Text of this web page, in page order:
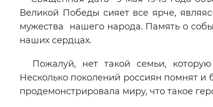
Вернуть стандартные настройки
Великой Победы сияет все ярче,
мужества нашего народа. Память о
наших сердцах.
Пожалуй, нет такой семьи,
Несколько поколений россиян помнят
продемонстрировала миру, что такое